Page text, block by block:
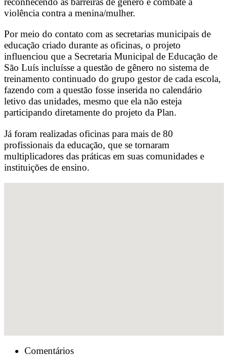
violência contra a menina/mulher.
Por meio do contato com as secretarias municipais de
educação criado durante as oficinas, o projeto
influenciou que a Secretaria Municipal de Educação de
São Luís incluísse a questão de gênero no sistema de
treinamento continuado do grupo gestor de cada escola,
fazendo com a questão fosse inserida no calendário
letivo das unidades, mesmo que ela não esteja
participando diretamente do projeto da Plan.
Já foram realizadas oficinas para mais de 80
profissionais da educação, que se tornaram
multiplicadores das práticas em suas comunidades e
instituições de ensino.
Comentários